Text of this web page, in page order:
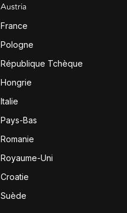
Austria
France
Pologne
République Tchèque
Hongrie
Italie
Pays-Bas
Romanie
Royaume-Uni
Croatie
Suède